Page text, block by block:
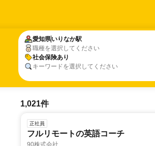
愛知県いりなか駅
職種を選択してください
社会保険あり
キーワードを選択してください
愛知県いりなか駅
社会保険あり
1,021件
正社員
フルリモートの英語コーチ
90株式会社